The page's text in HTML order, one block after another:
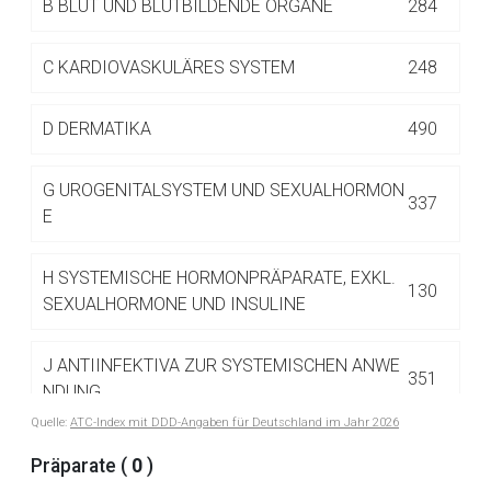
B BLUT UND BLUTBILDENDE ORGANE 284
C KARDIOVASKULÄRES SYSTEM 248
D DERMATIKA 490
G UROGENITALSYSTEM UND SEXUALHORMON
E
337
H SYSTEMISCHE HORMONPRÄPARATE, EXKL.
SEXUALHORMONE UND INSULINE
130
J ANTIINFEKTIVA ZUR SYSTEMISCHEN ANWE
NDUNG
351
ANTINEOPLASTISCHE UND IMMUNMODULIE
RENDE MITTEL
Quelle: ATC-Index mit DDD-Angaben für Deutschland im Jahr 2026
Präparate ( 0 )
Zur Seite